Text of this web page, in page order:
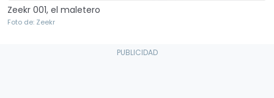
Zeekr 001, el maletero
Foto de: Zeekr